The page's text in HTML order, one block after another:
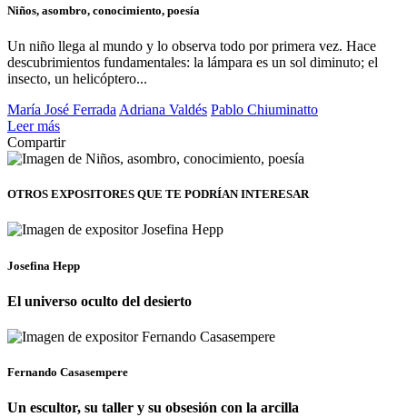
Niños, asombro, conocimiento, poesía
Un niño llega al mundo y lo observa todo por primera vez. Hace
descubrimientos fundamentales: la lámpara es un sol diminuto; el
insecto, un helicóptero...
María José Ferrada Adriana Valdés Pablo Chiuminatto
Leer más
Compartir
OTROS EXPOSITORES QUE TE PODRÍAN INTERESAR
Josefina Hepp
El universo oculto del desierto
Fernando Casasempere
Un escultor, su taller y su obsesión con la arcilla